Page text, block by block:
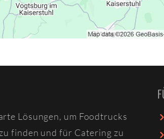
Lösungen, um Foodtrucks
finden und für Catering zu